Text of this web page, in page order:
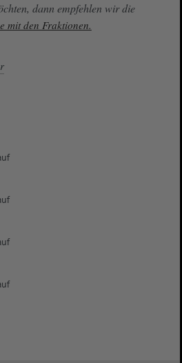
dann empfehlen wir die
mit den Fraktionen.